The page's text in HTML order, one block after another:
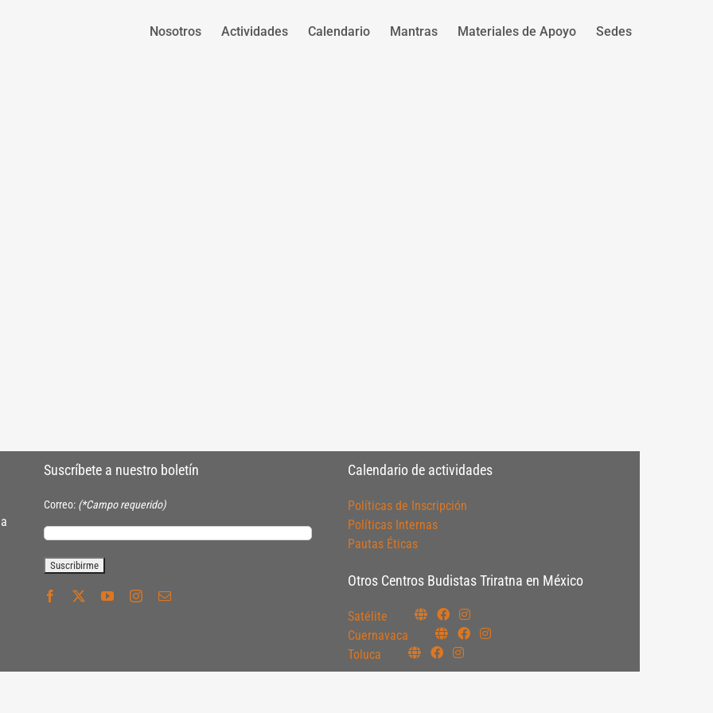
Nosotros Actividades Calendario Mantras Materiales de Apoyo Sedes
Suscríbete a nuestro boletín
Correo: (*Campo requerido)
Calendario de actividades
Políticas de Inscripción
Políticas Internas
Pautas Éticas
Otros Centros Budistas Triratna en México
Satélite
Cuernavaca
Toluca